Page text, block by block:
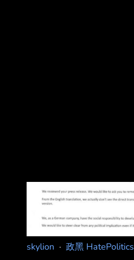
skylion · 政黑 HatePolitics